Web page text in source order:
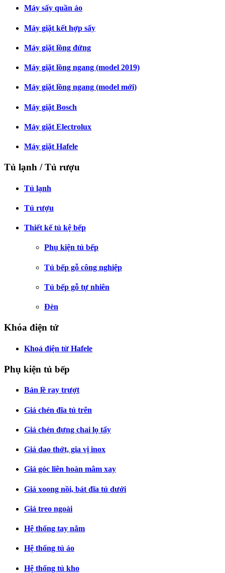
Máy sấy quần áo
Máy giặt kết hợp sấy
Máy giặt lồng đứng
Máy giặt lồng ngang (model 2019)
Máy giặt lồng ngang (model mới)
Máy giặt Bosch
Máy giặt Electrolux
Máy giặt Hafele
Tủ lạnh / Tủ rượu
Tủ lạnh
Tủ rượu
Thiết kế tủ kệ bếp
Phụ kiện tủ bếp
Tủ bếp gỗ công nghiệp
Tủ bếp gỗ tự nhiên
Đèn
Khóa điện tử
Khoá điện từ Hafele
Phụ kiện tủ bếp
Bản lề ray trượt
Giá chén đĩa tủ trên
Giá chén đựng chai lọ tẩy
Giá dao thớt, gia vị inox
Giá góc liên hoàn mâm xay
Giá xoong nồi, bát đĩa tủ dưới
Giá treo ngoài
Hệ thống tay nắm
Hệ thống tủ áo
Hệ thống tủ kho